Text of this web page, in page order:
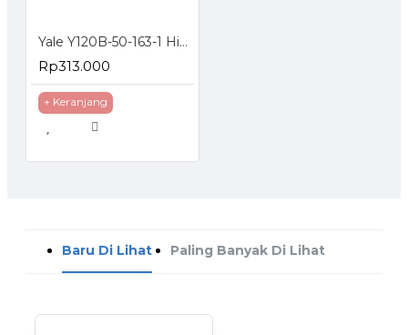
Yale Y120B-50-163-1 High Security Padlock Gembok 50mm Panjang Silver
Rp313.000
+ Keranjang
Baru Di Lihat Paling Banyak Di Lihat